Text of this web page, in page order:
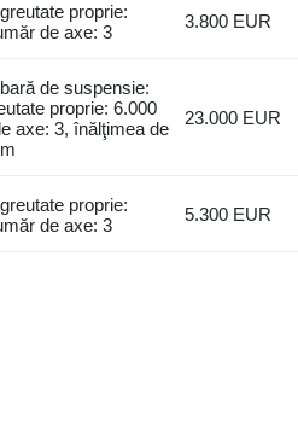
proprie:
de axe: 3
3.800 EUR
de suspensie:
proprie: 6.000
axe: 3, înălţimea de
23.000 EUR
proprie:
de axe: 3
5.300 EUR